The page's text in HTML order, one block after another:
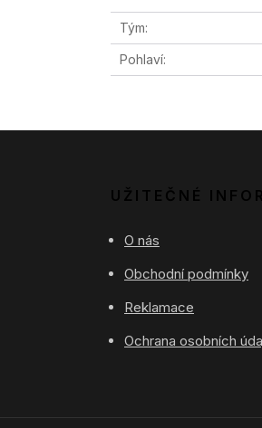
Tým
Pohlaví
UŽITEČNÉ
O nás
Obchodní podmínky
Reklamace
Ochrana osobních